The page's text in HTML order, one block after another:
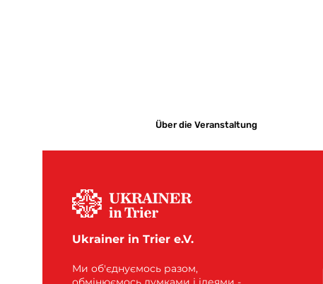
Über die Veranstaltung
Ukrainer in Trier e.V.
Ми об'єднуємось разом,